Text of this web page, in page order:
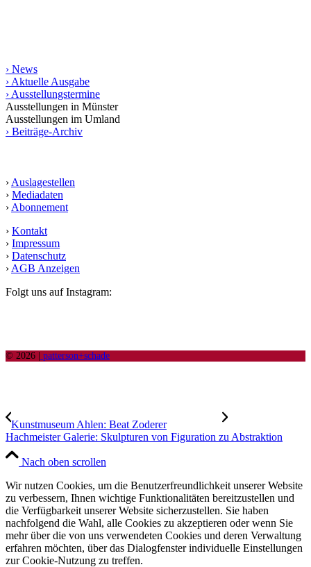
› News
› Aktuelle Ausgabe
› Ausstellungstermine
Ausstellungen in Münster
Ausstellungen im Umland
› Beiträge-Archiv
› Auslagestellen
› Mediadaten
› Abonnement
› Kontakt
› Impressum
› Datenschutz
› AGB Anzeigen
Folgt uns auf Instagram:
© 2026 | patterson+schade
Kunstmuseum Ahlen: Beat Zoderer
Hachmeister Galerie: Skulpturen von Figuration zu Abstraktion
Nach oben scrollen
Wir nutzen Cookies, um die Benutzerfreundlichkeit unserer Website
zu verbessern, Ihnen wichtige Funktionalitäten bereitzustellen und
die Verfügbarkeit unserer Website sicherzustellen. Sie haben
nachfolgend die Wahl, alle Cookies zu akzeptieren oder wenn Sie
mehr über die von uns verwendeten Cookies und deren Verwaltung
erfahren möchten, über das Dialogfenster individuelle Einstellungen
zur Cookie-Nutzung zu treffen.